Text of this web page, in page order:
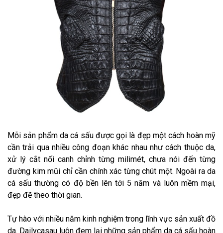
Mỗi sản phẩm da cá sấu được gọi là đẹp một cách hoàn mỹ
cần trải qua nhiều công đoạn khác nhau như cách thuộc da,
xử lý cắt nối canh chỉnh từng milimét, chưa nói đến từng
đường kim mũi chỉ cần chính xác từng chút một. Ngoài ra da
cá sấu thường có độ bền lên tới 5 năm và luôn mềm mại,
đẹp đẽ theo thời gian.
Tự hào với nhiều năm kinh nghiệm trong lĩnh vực sản xuất đồ
da. Dailycasau luôn đem lại những sản phẩm da cá sấu hoàn